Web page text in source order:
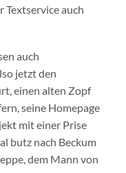
Textservice auch
auch
jetzt den
einen alten Zopf
seine Homepage
mit einer Prise
butz nach Beckum
dem Mann von